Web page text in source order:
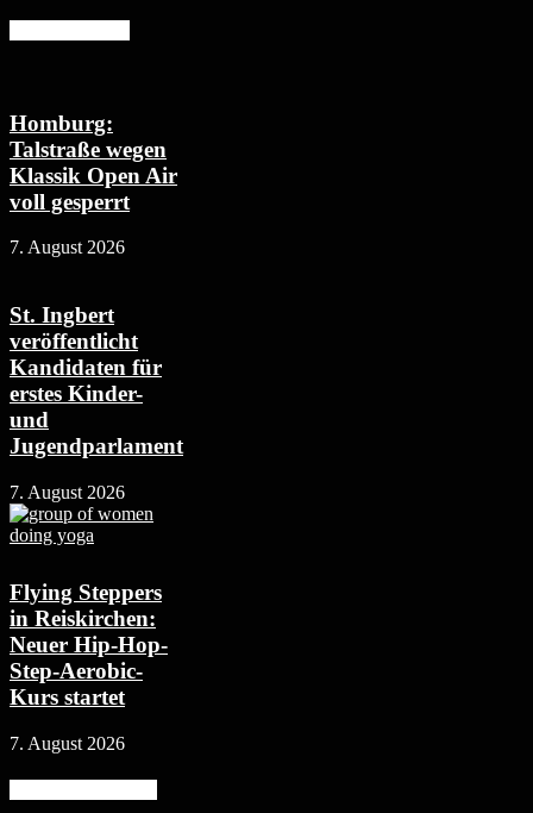
Homburg:
Talstraße wegen
Klassik Open Air
voll gesperrt
7. August 2026
St. Ingbert
veröffentlicht
Kandidaten für
erstes Kinder-
und
Jugendparlament
7. August 2026
Flying Steppers
in Reiskirchen:
Neuer Hip-Hop-
Step-Aerobic-
Kurs startet
7. August 2026